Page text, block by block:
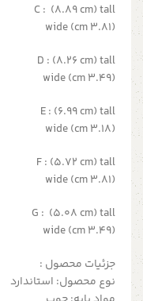
C : (8.89 cm) tall
(3.81 cm) wide
D : (8.26 cm) tall
(3.49 cm) wide
E : (6.99 cm) tall
(3.18 cm) wide
F : (5.72 cm) tall
(3.81 cm) wide
G : (5.08 cm) tall
(3.49 cm) wide
جزئیات محصول :
نوع محصول: استاندارد